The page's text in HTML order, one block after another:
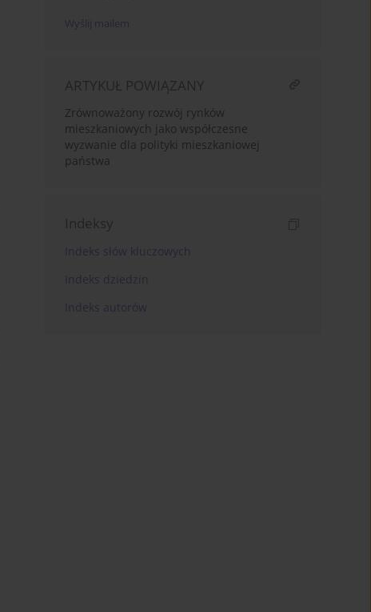
Wyślij mailem
ARTYKUŁ POWIĄZANY
Zrównoważony rozwój rynków
mieszkaniowych jako współczesne
wyzwanie dla polityki mieszkaniowej
państwa
Indeksy
Indeks słów kluczowych
Indeks dziedzin
Indeks autorów